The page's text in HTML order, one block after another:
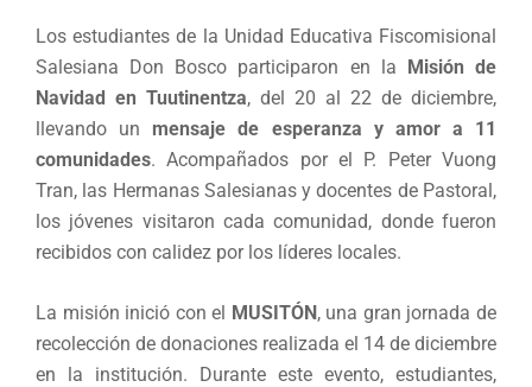
Los estudiantes de la Unidad Educativa Fiscomisional
Salesiana Don Bosco participaron en la Misión de
Navidad en Tuutinentza, del 20 al 22 de diciembre,
llevando un mensaje de esperanza y amor a 11
comunidades. Acompañados por el P. Peter Vuong
Tran, las Hermanas Salesianas y docentes de Pastoral,
los jóvenes visitaron cada comunidad, donde fueron
recibidos con calidez por los líderes locales.
La misión inició con el MUSITÓN, una gran jornada de
recolección de donaciones realizada el 14 de diciembre
en la institución. Durante este evento, estudiantes,